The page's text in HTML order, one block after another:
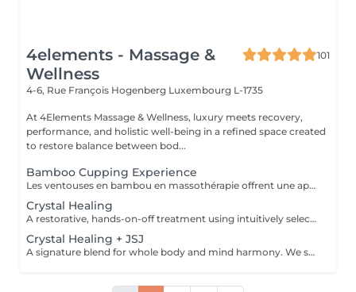
4elements - Massage &
Wellness
101
4-6, Rue François Hogenberg Luxembourg L-1735
At 4Elements Massage & Wellness, luxury meets recovery,
performance, and holistic well-being in a refined space created
to restore balance between bod...
Bamboo Cupping Experience
Les ventouses en bambou en massothérapie offrent une approche naturelle, douce et non invasive pour le soin du corps Elles agissent en profondeur tout en respectant les tissus, sans provoquer de douleur ni de marques. Bienfaits principaux : Stimulent la microcirculation sanguine et améliorent l'oxygénation des tissus Favorisent la récupération musculaire et réduisent les tensions, notamment au niveau du dos et de la nuque Produisent un effet de drainage lymphatique, aidant à diminuer les dèmes Améliorent la tonicité et l'élasticité de la peau Induisent une relaxation profonde, bénéfique en cas de stress Grâce aux propriétés naturelles du bambou, le massage se caractérise par un glissement fluide et une pression maîtrisée, garantissant un soin confortable et non traumatique. Contre-indications : Affections cutanées inflammatoires, varices, hypertension artérielle sévère, fragilité vasculaire.
Crystal Healing
A restorative, hands-on-off treatment using intuitively selected crystals placed on and around the body. - A 20 minute phone call before the session to explore your goals and tailor your plan - A personalized Crystal body layout (and intention focused grids if needed) - Chakra balancing to realign and stabilize your energy centers - Energy field cleansing (aura sweep, grounding, and sealing) - Yin-Yang harmonization for overall energetic coherence - Aftercare suggestions Ideal for: stress relief, emotional balance, mental clarity, energetic reset. For questions and additional information, please contact claudia@4elements.lu
Crystal Healing + JSJ
A signature blend for whole body and mind harmony. We set your intention, select specific crystals, and apply JSJ flows that complement your needsperfect for layered support (physical, emotional, and subtle energy). For questions and additional information, please contact claudia@4elements.lu